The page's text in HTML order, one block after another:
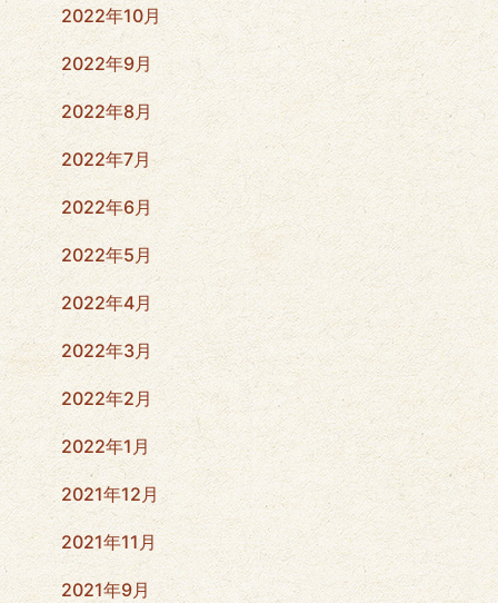
2022年10月
2022年9月
2022年8月
2022年7月
2022年6月
2022年5月
2022年4月
2022年3月
2022年2月
2022年1月
2021年12月
2021年11月
2021年9月